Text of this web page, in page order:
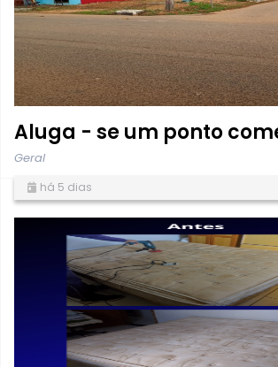
Aluga - se um ponto
Geral
há 5 dias